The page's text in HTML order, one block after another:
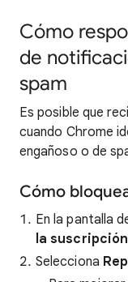
Cómo
de
spam
Es posible que
cuando Chrome
engañoso o de
Cómo
En la pantalla
la suscripción
Selecciona